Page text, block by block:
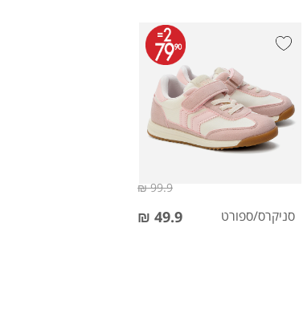
סניקרס/ספורט 49.9 ₪
99.9 ₪